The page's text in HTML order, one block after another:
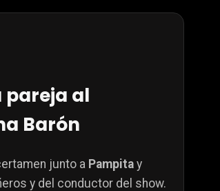
pareja al
Barón
junto a Pampita y
y del conductor del show.